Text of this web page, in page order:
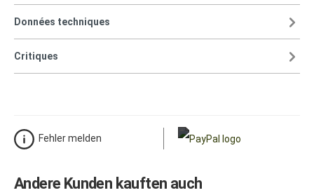
Données techniques
Critiques
Fehler melden
Andere Kunden kauften auch